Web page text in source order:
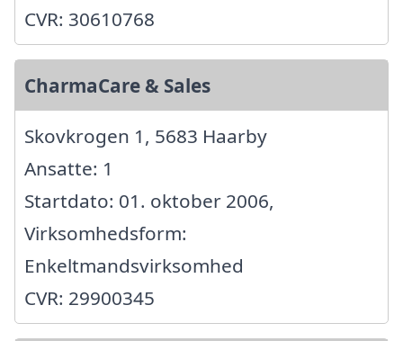
CVR: 30610768
CharmaCare & Sales
Skovkrogen 1, 5683 Haarby
Ansatte: 1
Startdato: 01. oktober 2006,
Virksomhedsform:
Enkeltmandsvirksomhed
CVR: 29900345